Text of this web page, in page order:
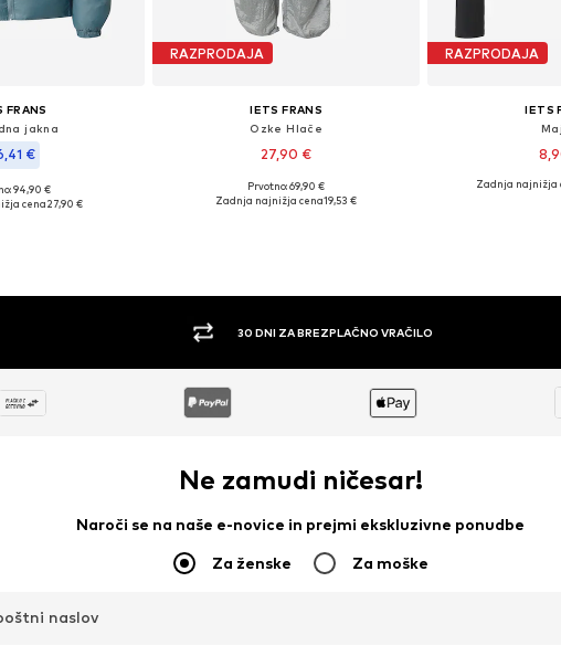
FRANS
jakna
€
velikosti: S
94,90 €
cena27,90 €
RAZPRODAJA
IETS FRANS
Ozke Hlače
27,90 €
Razpoložljive velikosti: 40
Prvotno: 69,90 €
Zadnja najnižja cena19,53 €
RAZPRODAJA
IETS
Zadnja najnižja
30 DNI ZA BREZPLAČNO VRAČILO
Ne zamudi ničesar!
Naroči se na naše e-novice in prejmi ekskluzivne ponudbe
Za ženske Za moške
naslov